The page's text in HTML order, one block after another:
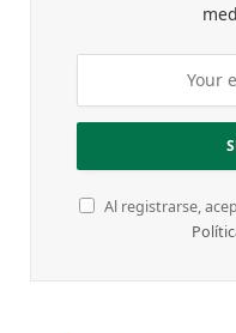
Al registrarse,